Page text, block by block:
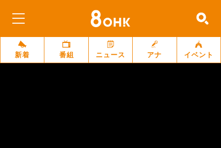
新着 番組 ニュース アナ イベント